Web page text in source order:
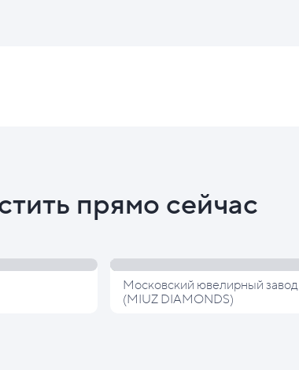
прямо сейчас
Московский ювелирный завод
(MIUZ DIAMONDS)